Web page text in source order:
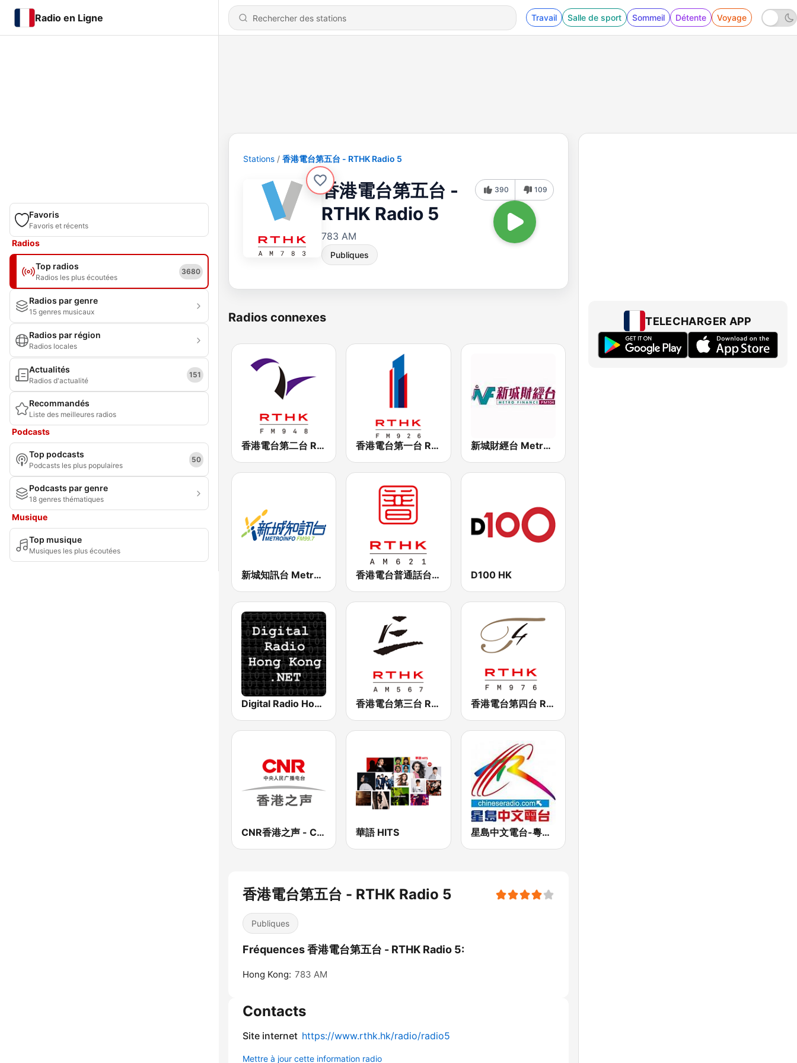
Radio en Ligne Travail Salle de sport Sommeil Détente Voyage
Favoris
Favoris et récents
Radios
Top radios
Radios les plus écoutées
3680
Radios par genre
15 genres musicaux
Radios par région
Radios locales
Actualités
Radios d'actualité
151
Recommandés
Liste des meilleures radios
Podcasts
Top podcasts
Podcasts les plus populaires
50
Podcasts par genre
18 genres thématiques
Musique
Top musique
Musiques les plus écoutées
Stations 香港電台第五台 - RTHK Radio 5
香港電台第五台 -
RTHK Radio 5
783 AM
Publiques
390 109
Radios connexes
香港電台第二台 RTHK Radio 2 香港電台第一台 RTHK Radio 1 新城財經台 Metro Finance FM104
新城知訊台 MetroInfo FM99.7 香港電台普通話台 RTHK Radio D100 HK
Digital Radio Hong Kong 香港電台第三台 RTHK Radio 3 香港電台第四台 RTHK Radio 4
CNR香港之声 - CNR Voice of Hong Kong 華語 HITS 星島中文電台-粵語台
香港電台第五台 - RTHK Radio 5
Publiques
Fréquences 香港電台第五台 - RTHK Radio 5:
Hong Kong: 783 AM
Contacts
Site internet https://www.rthk.hk/radio/radio5
Mettre à jour cette information radio
TELECHARGER APP